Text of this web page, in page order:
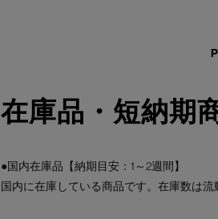
在庫品・短納期
●国内在庫品【納期目安：1～2週間】
国内に在庫している商品です。在庫数は